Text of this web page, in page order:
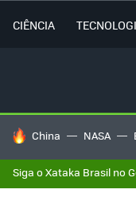
CIÊNCIA
TENDÊNCIAS DO DIA
China NASA
Siga o Xataka Brasil no